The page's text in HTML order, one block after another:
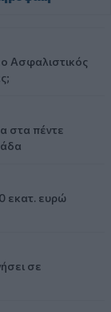
ο Ασφαλιστικός
στα πέντε
εκατ. ευρώ
σε